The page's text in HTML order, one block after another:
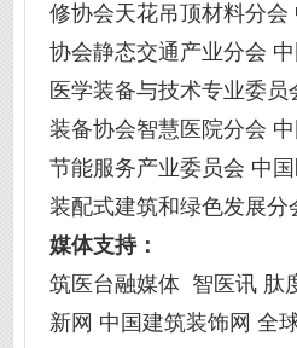
修协会天花吊顶材料分
协会静态交通产业分会
医学装备与技术专业委
装备协会智慧医院分会
节能服务产业委员会 中
装配式建筑和绿色发展分
媒体支持：
筑医台融媒体 智医讯 肽
新网 中国建筑装饰网 全